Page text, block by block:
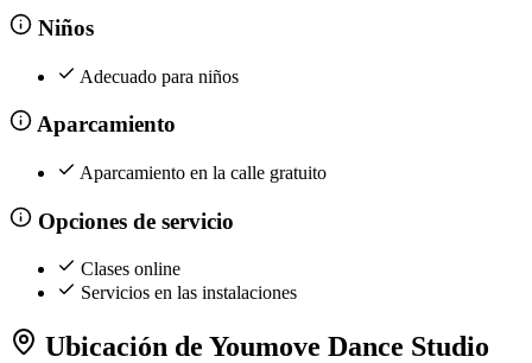
Niños
Adecuado para niños
Aparcamiento
Aparcamiento en la calle gratuito
Opciones de servicio
Clases online
Servicios en las instalaciones
Ubicación de Youmove Dance Studio